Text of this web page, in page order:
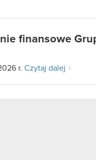
finansowe
r. Czytaj dalej